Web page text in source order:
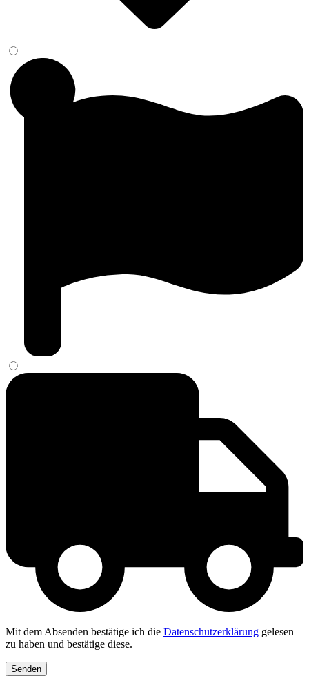
Mit dem Absenden bestätige ich die Datenschutzerklärung gelesen
zu haben und bestätige diese.